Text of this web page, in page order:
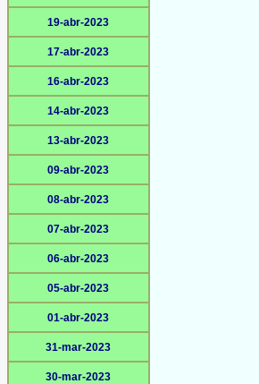
19-abr-2023
17-abr-2023
16-abr-2023
14-abr-2023
13-abr-2023
09-abr-2023
08-abr-2023
07-abr-2023
06-abr-2023
05-abr-2023
01-abr-2023
31-mar-2023
30-mar-2023